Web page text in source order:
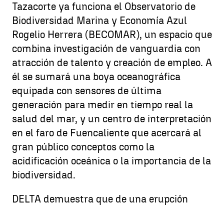
Tazacorte ya funciona el Observatorio de
Biodiversidad Marina y Economía Azul
Rogelio Herrera (BECOMAR), un espacio que
combina investigación de vanguardia con
atracción de talento y creación de empleo. A
él se sumará una boya oceanográfica
equipada con sensores de última
generación para medir en tiempo real la
salud del mar, y un centro de interpretación
en el faro de Fuencaliente que acercará al
gran público conceptos como la
acidificación oceánica o la importancia de la
biodiversidad.
DELTA demuestra que de una erupción